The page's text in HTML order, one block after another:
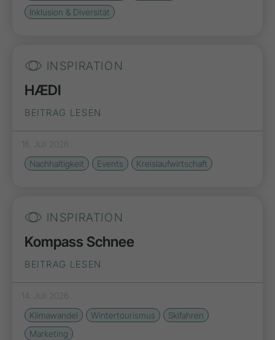
Inklusion & Diversität
INSPIRATION
HÆDI
BEITRAG LESEN
16. Juli 2026
Nachhaltigkeit
Events Kreislaufwirtschaft
INSPIRATION
Kompass Schnee
BEITRAG LESEN
14. Juli 2026
Klimawandel
Wintertourismus
Skifahren
Marketing